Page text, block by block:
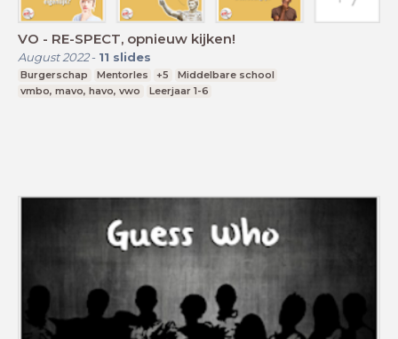
VO - RE-SPECT, opnieuw kijken!
August 2022- 11 slides
Burgerschap Mentorles +5
Middelbare school
vmbo, mavo, havo, vwo
Leerjaar 1-6